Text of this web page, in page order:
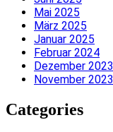
Mai 2025
März 2025
Januar 2025
Februar 2024
Dezember 2023
November 2023
Categories